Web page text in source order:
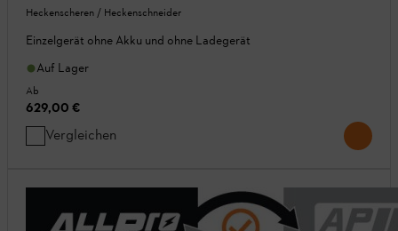
Heckenscheren / Heckenschneider
Einzelgerät ohne Akku und ohne Ladegerät
Auf Lager
Ab
629,00 €
Vergleichen